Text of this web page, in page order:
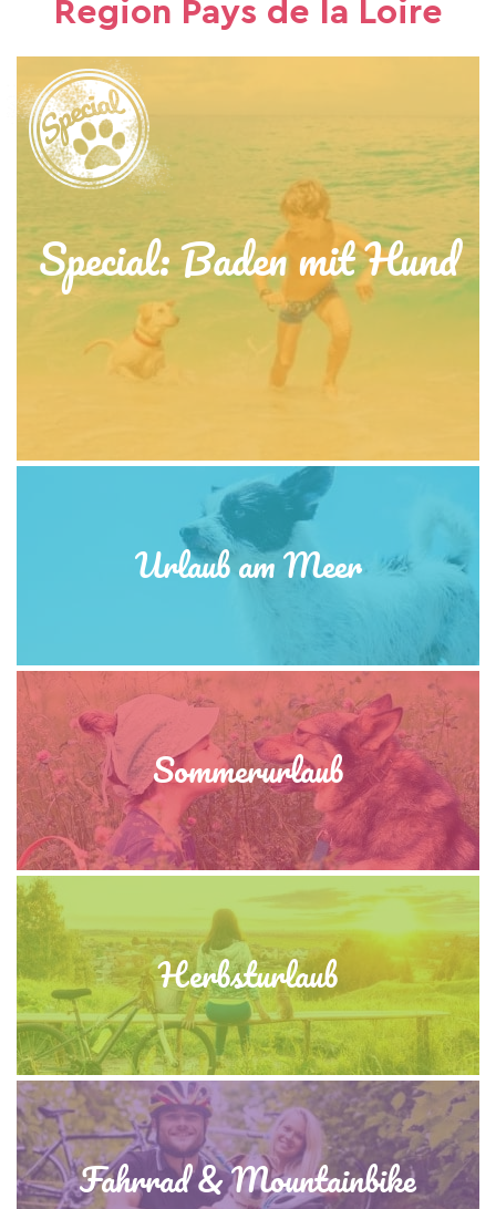
Region Pays de la Loire
Special: Baden mit Hund
Urlaub am Meer
Sommerurlaub
Herbsturlaub
Fahrrad & Mountainbike